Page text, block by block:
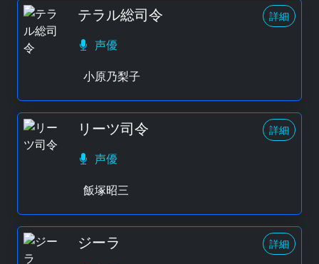
テラル総司令 詳細
声優
小原乃梨子
リーツ司令 詳細
声優
飯塚昭三
ジーラ 詳細